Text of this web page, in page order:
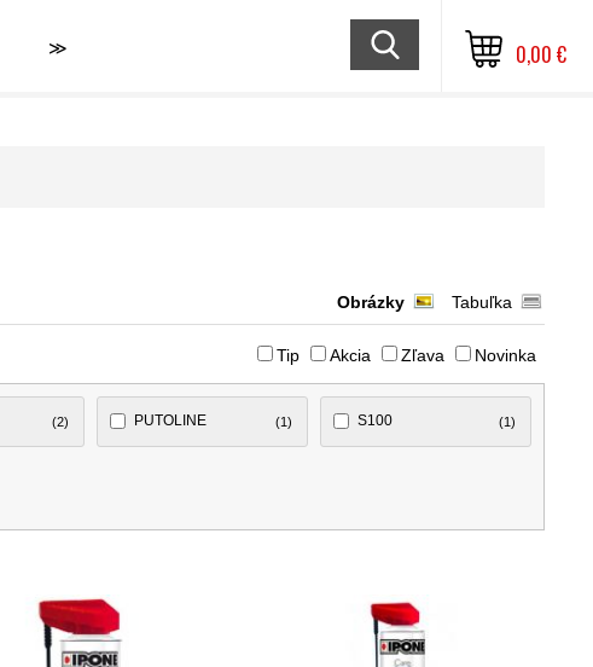
≫ 0,00 €
Obrázky Tabuľka
Tip Akcia Zľava Novinka
(2) PUTOLINE (1) S100 (1)